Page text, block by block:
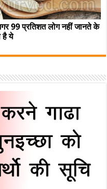
99 प्रतिशत लोग नहीं जानते के
है ये